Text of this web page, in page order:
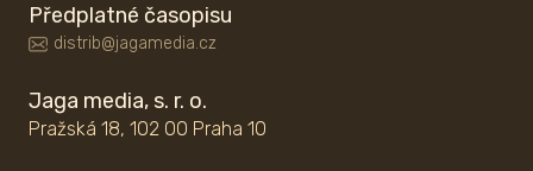
Předplatné časopisu
distrib@jagamedia.cz
Jaga media, s. r. o.
Pražská 18, 102 00 Praha 10